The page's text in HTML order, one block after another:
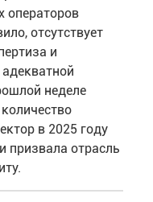
операторов
отсутствует
и
неделе
в 2025 году
призвала отрасль